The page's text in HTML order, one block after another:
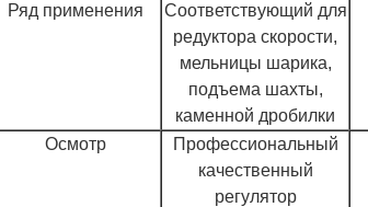
Ряд применения
Соответствующий для
редуктора скорости,
мельницы шарика,
подъема шахты,
каменной дробилки
Осмотр
Профессиональный
качественный
регулятор